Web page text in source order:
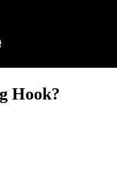
Hook?